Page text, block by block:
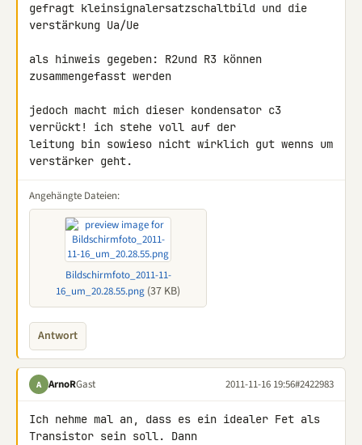
gefragt kleinsignalersatzschaltbild und die
verstärkung Ua/Ue
als hinweis gegeben: R2und R3 können
zusammengefasst werden
jedoch macht mich dieser kondensator c3
verrückt! ich stehe voll auf der
leitung bin sowieso nicht wirklich gut wenns um
verstärker geht.
Angehängte Dateien:
Bildschirmfoto_2011-11-
16_um_20.28.55.png (37 KB)
Antwort
A ArnoRGast 2011-11-16 19:56#2422983
Ich nehme mal an, dass es ein idealer Fet als
Transistor sein soll. Dann